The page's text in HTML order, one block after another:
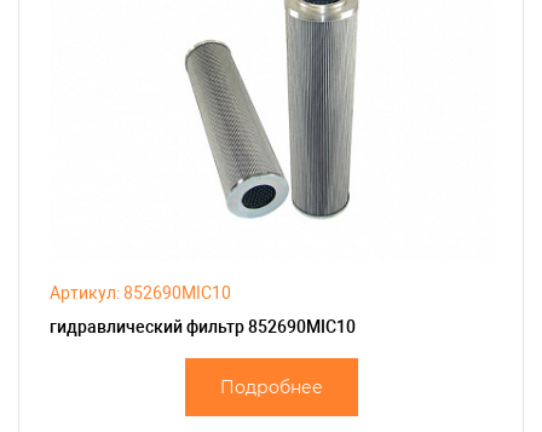
Артикул: 852690MIC10
гидравлический фильтр 852690MIC10
Подробнее